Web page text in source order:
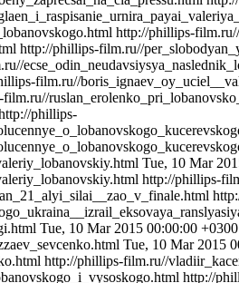
http://phillips-
http://phillips-film.ru//
film.ru//
phillips-
Tue, 10 Mar
http://phillips-
Tue, 10 Mar 2015 00:00:00 +0300
Tue, 10 Mar 2015
http://phillips-film.ru//
http://